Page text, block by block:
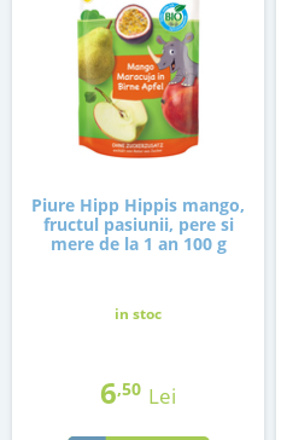
Piure Hipp Hippis mango,
fructul pasiunii, pere si
mere de la 1 an 100 g
in stoc
6,50 Lei